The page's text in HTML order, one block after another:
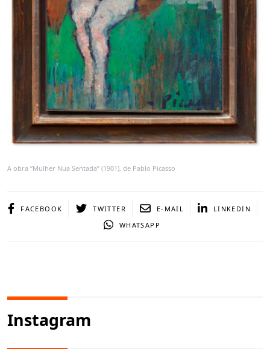
A obra “Mulher Nua Sentada” (1901), de Pablo Picasso
FACEBOOK TWITTER E-MAIL
LINKEDIN
WHATSAPP
Instagram